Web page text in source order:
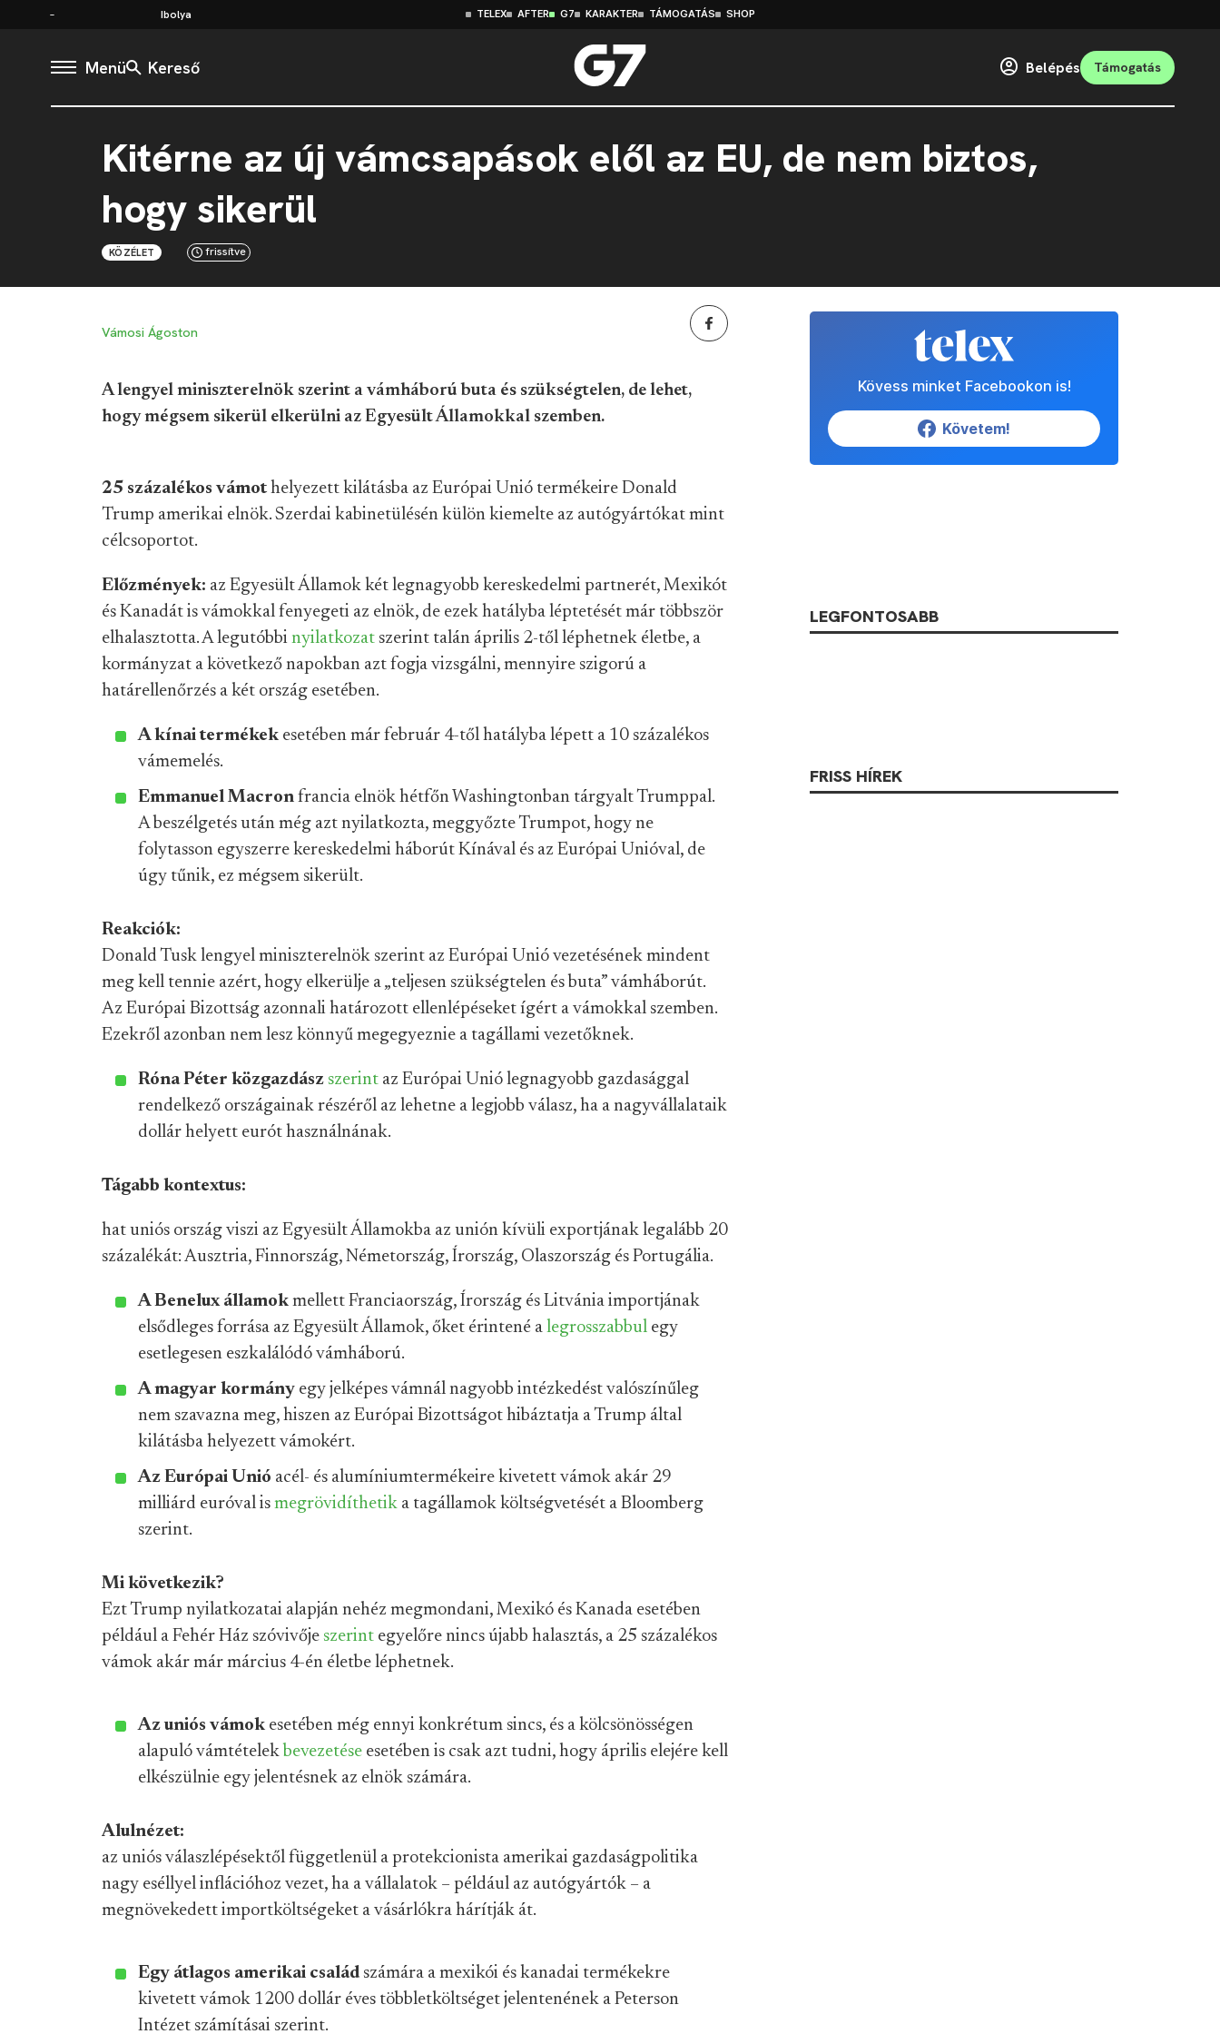
Ibolya TELEX AFTER G7 KARAKTER TÁMOGATÁS SHOP
Menü Kereső Belépés Támogatás
Kitérne az új vámcsapások elől az EU, de nem biztos,
hogy sikerül
KÖZÉLET frissítve
Vámosi Ágoston
A lengyel miniszterelnök szerint a vámháború buta és szükségtelen, de lehet,
hogy mégsem sikerül elkerülni az Egyesült Államokkal szemben.
25 százalékos vámot helyezett kilátásba az Európai Unió termékeire Donald
Trump amerikai elnök. Szerdai kabinetülésén külön kiemelte az autógyártókat mint
célcsoportot.
Előzmények: az Egyesült Államok két legnagyobb kereskedelmi partnerét, Mexikót
és Kanadát is vámokkal fenyegeti az elnök, de ezek hatályba léptetését már többször
elhalasztotta. A legutóbbi nyilatkozat szerint talán április 2-től léphetnek életbe, a
kormányzat a következő napokban azt fogja vizsgálni, mennyire szigorú a
határellenőrzés a két ország esetében.
A kínai termékek esetében már február 4-től hatályba lépett a 10 százalékos
vámemelés.
Emmanuel Macron francia elnök hétfőn Washingtonban tárgyalt Trumppal.
A beszélgetés után még azt nyilatkozta, meggyőzte Trumpot, hogy ne
folytasson egyszerre kereskedelmi háborút Kínával és az Európai Unióval, de
úgy tűnik, ez mégsem sikerült.
Reakciók:
Donald Tusk lengyel miniszterelnök szerint az Európai Unió vezetésének mindent
meg kell tennie azért, hogy elkerülje a „teljesen szükségtelen és buta” vámháborút.
Az Európai Bizottság azonnali határozott ellenlépéseket ígért a vámokkal szemben.
Ezekről azonban nem lesz könnyű megegyeznie a tagállami vezetőknek.
Róna Péter közgazdász szerint az Európai Unió legnagyobb gazdasággal
rendelkező országainak részéről az lehetne a legjobb válasz, ha a nagyvállalataik
dollár helyett eurót használnának.
Tágabb kontextus:
hat uniós ország viszi az Egyesült Államokba az unión kívüli exportjának legalább 20
százalékát: Ausztria, Finnország, Németország, Írország, Olaszország és Portugália.
A Benelux államok mellett Franciaország, Írország és Litvánia importjának
elsődleges forrása az Egyesült Államok, őket érintené a legrosszabbul egy
esetlegesen eszkalálódó vámháború.
A magyar kormány egy jelképes vámnál nagyobb intézkedést valószínűleg
nem szavazna meg, hiszen az Európai Bizottságot hibáztatja a Trump által
kilátásba helyezett vámokért.
Az Európai Unió acél- és alumíniumtermékeire kivetett vámok akár 29
milliárd euróval is megrövidíthetik a tagállamok költségvetését a Bloomberg
szerint.
Mi következik?
Ezt Trump nyilatkozatai alapján nehéz megmondani, Mexikó és Kanada esetében
például a Fehér Ház szóvivője szerint egyelőre nincs újabb halasztás, a 25 százalékos
vámok akár már március 4-én életbe léphetnek.
Az uniós vámok esetében még ennyi konkrétum sincs, és a kölcsönösségen
alapuló vámtételek bevezetése esetében is csak azt tudni, hogy április elejére kell
elkészülnie egy jelentésnek az elnök számára.
Alulnézet:
az uniós válaszlépésektől függetlenül a protekcionista amerikai gazdaságpolitika
nagy eséllyel inflációhoz vezet, ha a vállalatok – például az autógyártók – a
megnövekedett importköltségeket a vásárlókra hárítják át.
Egy átlagos amerikai család számára a mexikói és kanadai termékekre
kivetett vámok 1200 dollár éves többletköltséget jelentenének a Peterson
Intézet számításai szerint.
Kövess minket Facebookon is!
Követem!
LEGFONTOSABB
FRISS HÍREK